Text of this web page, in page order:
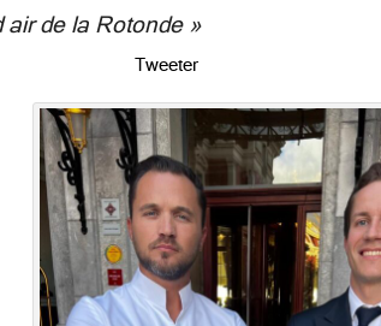
air de la Rotonde »
Tweeter